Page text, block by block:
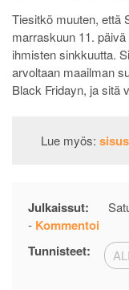
Tiesitkö muuten, että
marraskuun 11.
ihmisten sinkkuutta.
arvoltaan maailman
Black Fridayn, ja sitä
Lue myös:
Julkaissut:
- Kommentoi
day
Tunnisteet: